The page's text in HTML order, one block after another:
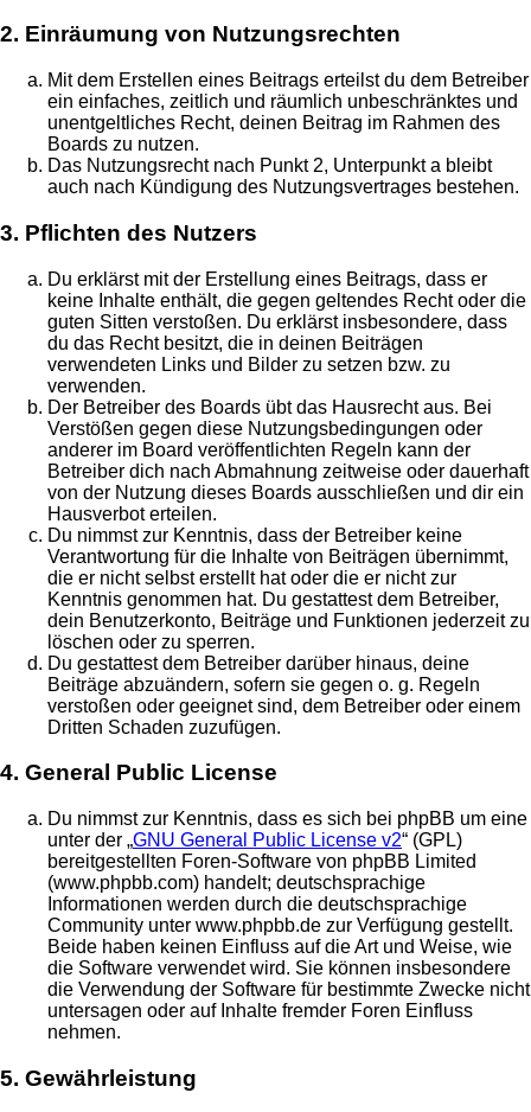
2. Einräumung von Nutzungsrechten
Mit dem Erstellen eines Beitrags erteilst du dem Betreiber
ein einfaches, zeitlich und räumlich unbeschränktes und
unentgeltliches Recht, deinen Beitrag im Rahmen des
Boards zu nutzen.
Das Nutzungsrecht nach Punkt 2, Unterpunkt a bleibt
auch nach Kündigung des Nutzungsvertrages bestehen.
3. Pflichten des Nutzers
Du erklärst mit der Erstellung eines Beitrags, dass er
keine Inhalte enthält, die gegen geltendes Recht oder die
guten Sitten verstoßen. Du erklärst insbesondere, dass
du das Recht besitzt, die in deinen Beiträgen
verwendeten Links und Bilder zu setzen bzw. zu
verwenden.
Der Betreiber des Boards übt das Hausrecht aus. Bei
Verstößen gegen diese Nutzungsbedingungen oder
anderer im Board veröffentlichten Regeln kann der
Betreiber dich nach Abmahnung zeitweise oder dauerhaft
von der Nutzung dieses Boards ausschließen und dir ein
Hausverbot erteilen.
Du nimmst zur Kenntnis, dass der Betreiber keine
Verantwortung für die Inhalte von Beiträgen übernimmt,
die er nicht selbst erstellt hat oder die er nicht zur
Kenntnis genommen hat. Du gestattest dem Betreiber,
dein Benutzerkonto, Beiträge und Funktionen jederzeit zu
löschen oder zu sperren.
Du gestattest dem Betreiber darüber hinaus, deine
Beiträge abzuändern, sofern sie gegen o. g. Regeln
verstoßen oder geeignet sind, dem Betreiber oder einem
Dritten Schaden zuzufügen.
4. General Public License
Du nimmst zur Kenntnis, dass es sich bei phpBB um eine
unter der „GNU General Public License v2“ (GPL)
bereitgestellten Foren-Software von phpBB Limited
(www.phpbb.com) handelt; deutschsprachige
Informationen werden durch die deutschsprachige
Community unter www.phpbb.de zur Verfügung gestellt.
Beide haben keinen Einfluss auf die Art und Weise, wie
die Software verwendet wird. Sie können insbesondere
die Verwendung der Software für bestimmte Zwecke nicht
untersagen oder auf Inhalte fremder Foren Einfluss
nehmen.
5. Gewährleistung